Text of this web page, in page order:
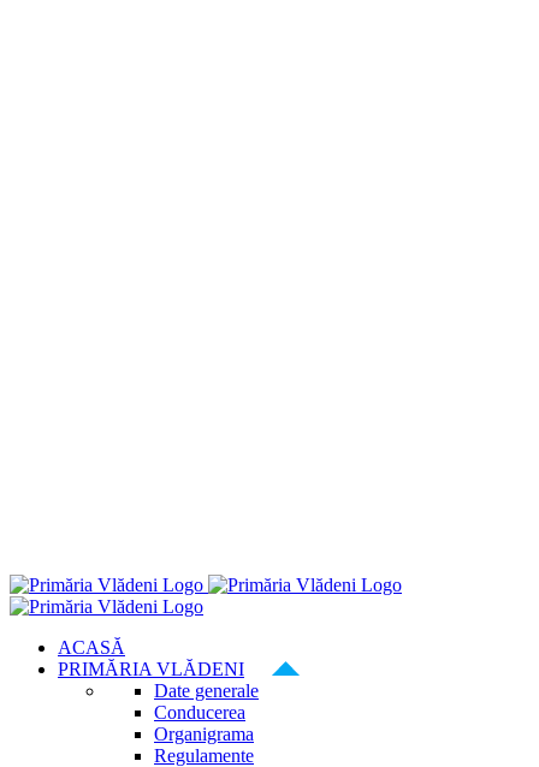
ACASĂ
PRIMĂRIA VLĂDENI
Date generale
Conducerea
Organigrama
Regulamente